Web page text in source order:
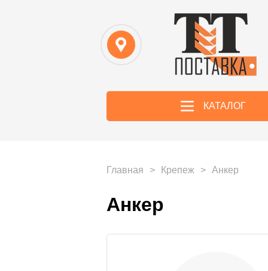
КАТАЛОГ
Главная > Крепеж > Анкер
Анкер